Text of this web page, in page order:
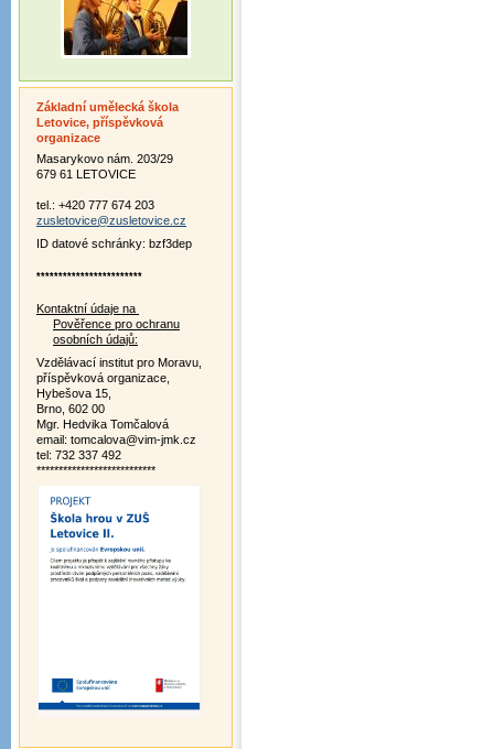
Základní umělecká škola
Letovice, příspěvková
organizace
Masarykovo nám. 203/29
679 61 LETOVICE
tel.: +420 777 674 203
zusletovice@zusletovice.cz
ID datové schránky: bzf3dep
************************
Kontaktní údaje na
Pověřence pro ochranu
osobních údajů:
Vzdělávací institut pro Moravu,
příspěvková organizace,
Hybešova 15,
Brno, 602 00
Mgr. Hedvika Tomčalová
email: tomcalova@vim-jmk.cz
tel: 732 337 492
***************************